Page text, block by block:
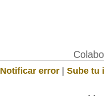
Notificar error | Sube tu